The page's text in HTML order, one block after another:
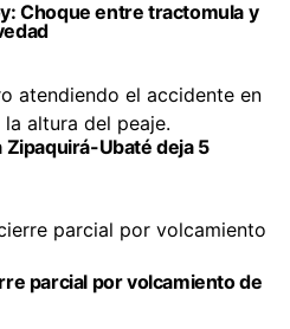
Choque entre tractomula y
Zipaquirá-Ubaté deja 5
parcial por volcamiento de